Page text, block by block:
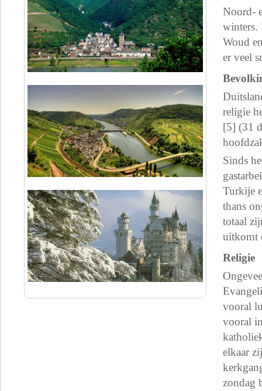
Noord-
winters.
Woud
er veel
religie
[5] (31
Sinds
Turkije
thans
totaal
uitkomt
Religie
vooral
vooral
elkaar
zondag